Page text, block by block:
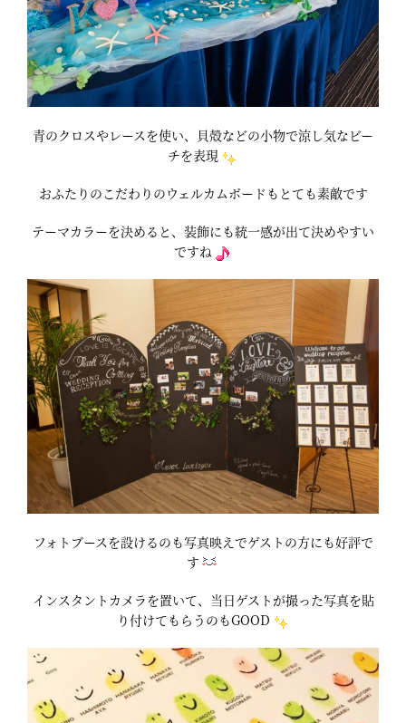
青のクロスやレースを使い、貝殻などの小物で涼し気なビー
チを表現
おふたりのこだわりのウェルカムボードもとても素敵です
テーマカラーを決めると、装飾にも統一感が出て決めやすい
ですね
フォトブースを設けるのも写真映えでゲストの方にも好評で
す
インスタントカメラを置いて、当日ゲストが撮った写真を貼
り付けてもらうのもGOOD